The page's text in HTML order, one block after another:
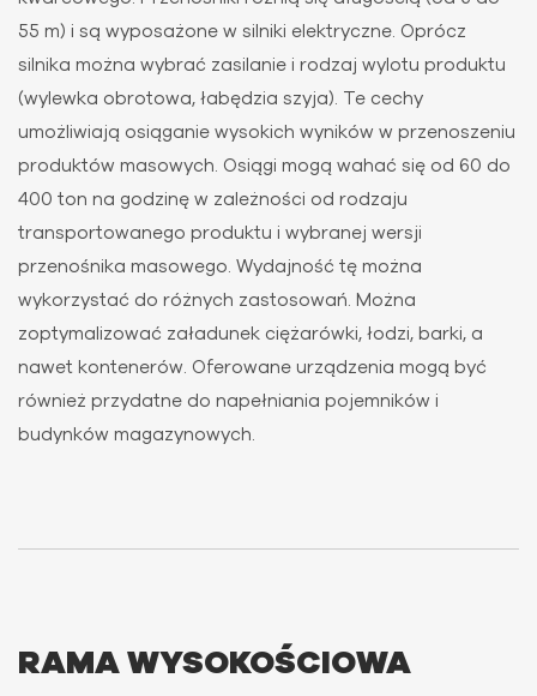
55 m) i są wyposażone w silniki elektryczne. Oprócz
silnika można wybrać zasilanie i rodzaj wylotu produktu
(wylewka obrotowa, łabędzia szyja). Te cechy
umożliwiają osiąganie wysokich wyników w przenoszeniu
produktów masowych. Osiągi mogą wahać się od 60 do
400 ton na godzinę w zależności od rodzaju
transportowanego produktu i wybranej wersji
przenośnika masowego. Wydajność tę można
wykorzystać do różnych zastosowań. Można
zoptymalizować załadunek ciężarówki, łodzi, barki, a
nawet kontenerów. Oferowane urządzenia mogą być
również przydatne do napełniania pojemników i
budynków magazynowych.
RAMA WYSOKOŚCIOWA